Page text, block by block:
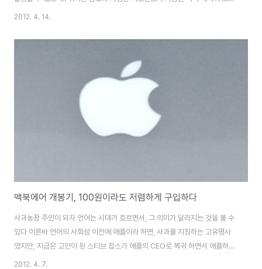
패드가 있지만, 그래도 마우스가 필요한 작업이 있을까 하여, 기왕 구매하는거
을 사용하여, 맥북에어 개봉기, 100원이라도 저렴하게 구입하다 - [ 포스팅 보
감성이 느껴지는 포장 뜯으면 버리는 포장지라는 인식임에도, 잡스는 처음 터
치를 중요하게 여겼고 같은 골판 박스임에도 코팅이 되어있는듯한 감촉을 느끼
2012. 4. 14.
맥북에어 개봉기, 100원이라도 저렴하게 구입하다
사과농장 주인이 되자 언어는 시대가 흐르면서, 그 의미가 달라지는 것을 볼 수
있다 이른바 언어의 사회성 이전에 애플이라 하면, 사과를 지칭하는 고유명사
였지만, 지금은 고인이 된 스티브 잡스가 애플의 CEO로 복귀 하면서 애플하
면, 먹는 사과 보다는 하나의 브랜드로 자리매김 하였다 다소 폐쇄적인 애플 제
2012. 4. 7.